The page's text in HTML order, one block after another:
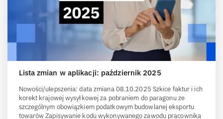
Lista zmian w aplikacji: październik 2025
Nowości/ulepszenia: data zmiana 08.10.2025 Szkice faktur i ich
korekt krajowej wysyłkowej za pobraniem do paragonu ze
szczególnym obowiązkiem podatkowym budowlanej eksportu
towarów Zapisywanie kodu wykonywanego zawodu pracownika